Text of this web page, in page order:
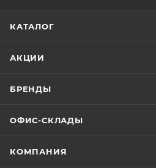
КАТАЛОГ
АКЦИИ
БРЕНДЫ
ОФИС-СКЛАДЫ
КОМПАНИЯ